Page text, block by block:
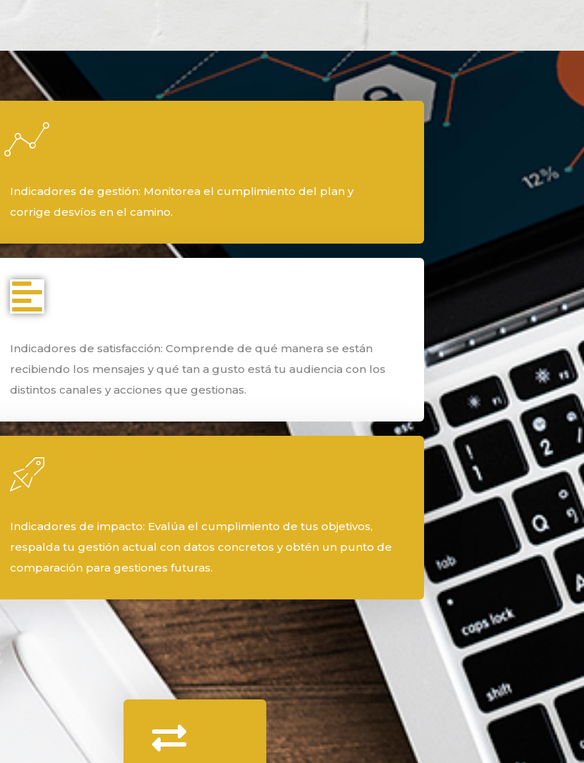
Indicadores de gestión: Monitorea el cumplimiento del plan y
corrige desvíos en el camino.
Indicadores de satisfacción: Comprende de qué manera se están
recibiendo los mensajes y qué tan a gusto está tu audiencia con los
distintos canales y acciones que gestionas.
Indicadores de impacto: Evalúa el cumplimiento de tus objetivos,
respalda tu gestión actual con datos concretos y obtén un punto de
comparación para gestiones futuras.